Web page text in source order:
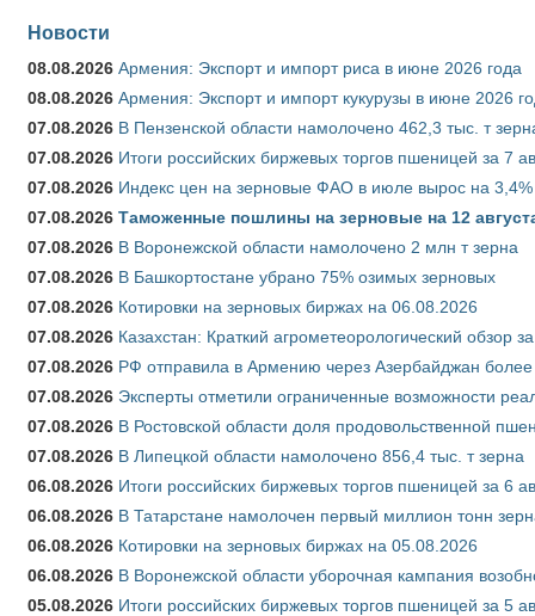
Новости
08.08.2026 Армения: Экспорт и импорт риса в июне 2026 года
08.08.2026 Армения: Экспорт и импорт кукурузы в июне 2026
07.08.2026 В Пензенской области намолочено 462,3 тыс. т
07.08.2026 Итоги российских биржевых торгов пшеницей за 7
07.08.2026 Индекс цен на зерновые ФАО в июле вырос на 3,4%
07.08.2026 Таможенные пошлины на зерновые на 12
07.08.2026 В Воронежской области намолочено 2 млн т зерна
07.08.2026 В Башкортостане убрано 75% озимых зерновых
07.08.2026 Котировки на зерновых биржах на 06.08.2026
07.08.2026 Казахстан: Краткий агрометеорологический обзор
07.08.2026 РФ отправила в Армению через Азербайджан более
07.08.2026 Эксперты отметили ограниченные возможности
07.08.2026 В Ростовской области доля продовольственной
07.08.2026 В Липецкой области намолочено 856,4 тыс. т зерна
06.08.2026 Итоги российских биржевых торгов пшеницей за 6
06.08.2026 В Татарстане намолочен первый миллион тонн
06.08.2026 Котировки на зерновых биржах на 05.08.2026
06.08.2026 В Воронежской области уборочная кампания
05.08.2026 Итоги российских биржевых торгов пшеницей за 5